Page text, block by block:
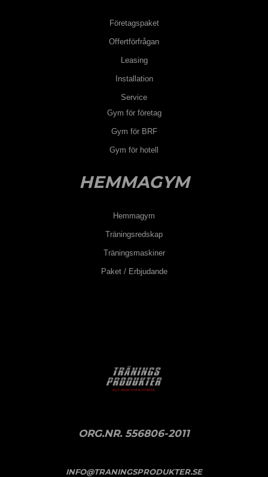
Företagspaket
Offertförfrågan
Leasing
Installation
Service
Gym för företag
Gym för BRF
Gym för hotell
HEMMAGYM
Hemmagym
Träningsredskap
Träningsmaskiner
Paket / Erbjudande
ORG.NR. 556806-2011
INFO@TRANINGSPRODUKTER.SE